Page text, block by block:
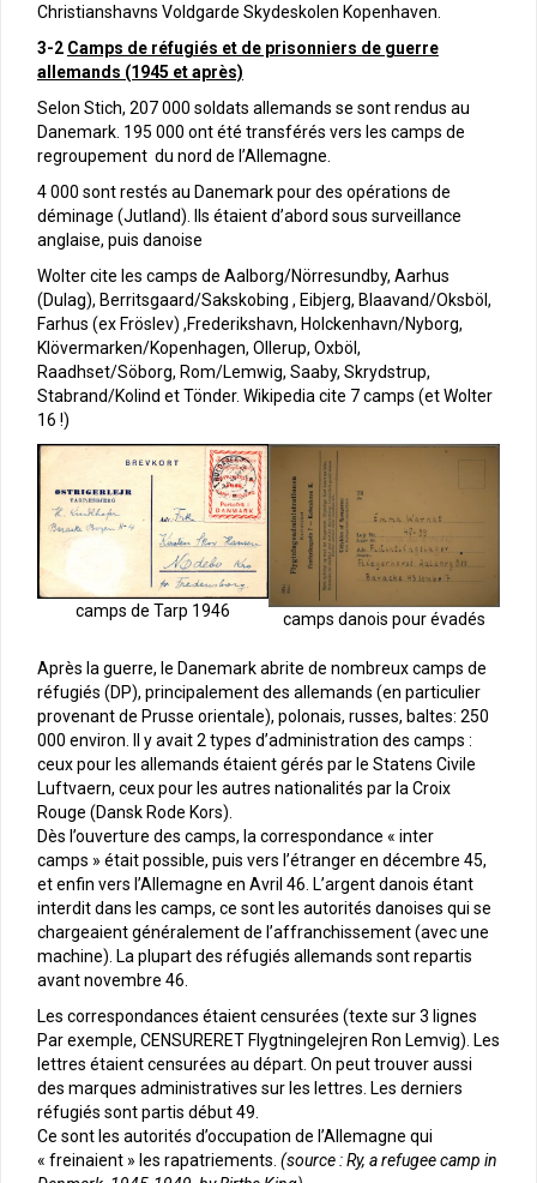
Christianshavns Voldgarde Skydeskolen Kopenhaven.
3-2 Camps de réfugiés et de prisonniers de guerre
allemands (1945 et après)
Selon Stich, 207 000 soldats allemands se sont rendus au
Danemark. 195 000 ont été transférés vers les camps de
regroupement du nord de l’Allemagne.
4 000 sont restés au Danemark pour des opérations de
déminage (Jutland). Ils étaient d’abord sous surveillance
anglaise, puis danoise
Wolter cite les camps de Aalborg/Nörresundby, Aarhus
(Dulag), Berritsgaard/Sakskobing , Eibjerg, Blaavand/Oksböl,
Farhus (ex Fröslev) ,Frederikshavn, Holckenhavn/Nyborg,
Klövermarken/Kopenhagen, Ollerup, Oxböl,
Raadhset/Söborg, Rom/Lemwig, Saaby, Skrydstrup,
Stabrand/Kolind et Tönder. Wikipedia cite 7 camps (et Wolter
16 !)
camps de Tarp 1946 camps danois pour évadés
Après la guerre, le Danemark abrite de nombreux camps de
réfugiés (DP), principalement des allemands (en particulier
provenant de Prusse orientale), polonais, russes, baltes: 250
000 environ. Il y avait 2 types d’administration des camps :
ceux pour les allemands étaient gérés par le Statens Civile
Luftvaern, ceux pour les autres nationalités par la Croix
Rouge (Dansk Rode Kors).
Dès l’ouverture des camps, la correspondance « inter
camps » était possible, puis vers l’étranger en décembre 45,
et enfin vers l’Allemagne en Avril 46. L’argent danois étant
interdit dans les camps, ce sont les autorités danoises qui se
chargeaient généralement de l’affranchissement (avec une
machine). La plupart des réfugiés allemands sont repartis
avant novembre 46.
Les correspondances étaient censurées (texte sur 3 lignes
Par exemple, CENSURERET Flygtningelejren Ron Lemvig). Les
lettres étaient censurées au départ. On peut trouver aussi
des marques administratives sur les lettres. Les derniers
réfugiés sont partis début 49.
Ce sont les autorités d’occupation de l’Allemagne qui
« freinaient » les rapatriements. (source : Ry, a refugee camp in